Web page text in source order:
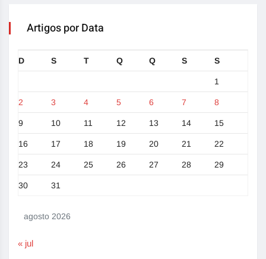
Artigos por Data
agosto 2026
D S T Q Q S S
1
2 3 4 5 6 7 8
9 10 11 12 13 14 15
16 17 18 19 20 21 22
23 24 25 26 27 28 29
30 31
« jul